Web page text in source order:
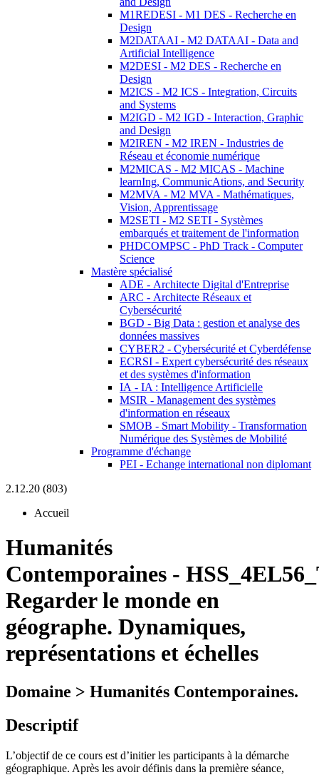
M1REDESI - M1 DES - Recherche en
Design
M2DATAAI - M2 DATAAI - Data and
Artificial Intelligence
M2DESI - M2 DES - Recherche en
Design
M2ICS - M2 ICS - Integration, Circuits
and Systems
M2IGD - M2 IGD - Interaction, Graphic
and Design
M2IREN - M2 IREN - Industries de
Réseau et économie numérique
M2MICAS - M2 MICAS - Machine
learnIng, CommunicAtions, and Security
M2MVA - M2 MVA - Mathématiques,
Vision, Apprentissage
M2SETI - M2 SETI - Systèmes
embarqués et traitement de l'information
PHDCOMPSC - PhD Track - Computer
Science
Mastère spécialisé
ADE - Architecte Digital d'Entreprise
ARC - Architecte Réseaux et
Cybersécurité
BGD - Big Data : gestion et analyse des
données massives
CYBER2 - Cybersécurité et Cyberdéfense
ECRSI - Expert cybersécurité des réseaux
et des systèmes d'information
IA - IA : Intelligence Artificielle
MSIR - Management des systèmes
d'information en réseaux
SMOB - Smart Mobility - Transformation
Numérique des Systèmes de Mobilité
Programme d'échange
PEI - Echange international non diplomant
2.12.20 (803)
Accueil
Humanités
Contemporaines -
Regarder le monde en
géographe. Dynamiques,
représentations et échelles
Domaine > Humanités Contemporaines.
Descriptif
L’objectif de ce cours est d’initier les participants à la démarche
géographique. Après les avoir définis dans la première séance,